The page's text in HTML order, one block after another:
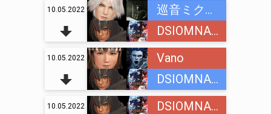
10.05.2022
巡音ミクオ (Megurine Mikuo)
DSIOMNAINC
10.05.2022
Vano
DSIOMNAINC
10.05.2022
DSIOMNAINC